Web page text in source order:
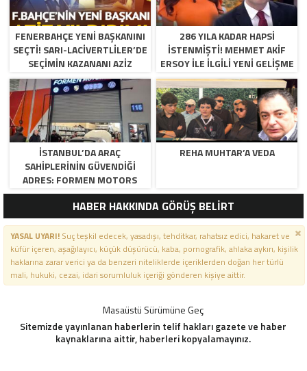
FENERBAHÇE YENI BAŞKANINI
SEÇTI! SARI-LACIVERTLILER’DE
SEÇIMIN KAZANANI AZIZ
YILDIRIM OLDU
286 YILA KADAR HAPSI
ISTENMIŞTI! MEHMET AKIF
ERSOY ILE ILGILI YENI GELIŞME
İSTANBUL’DA ARAÇ
SAHIPLERININ GÜVENDIĞI
ADRES: FORMEN MOTORS
REHA MUHTAR’A VEDA
HABER HAKKINDA GÖRÜŞ BELİRT
YASAL UYARI!Suç teşkil edecek, yasadışı, tehditkar, rahatsız edici, hakaret ve
küfür içeren, aşağılayıcı, küçük düşürücü, kaba, pornografik, ahlaka aykırı, kişilik
haklarına zarar verici ya da benzeri niteliklerde içeriklerden doğan her türlü
mali, hukuki, cezai, idari sorumluluk içeriği gönderen kişiye aittir.
Masaüstü Sürümüne Geç
Sitemizde yayınlanan haberlerin telif hakları gazete ve haber
kaynaklarına aittir, haberleri kopyalamayınız.